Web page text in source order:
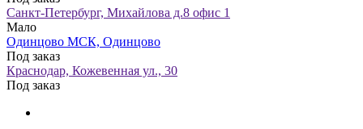
Санкт-Петербург, Михайлова д.8 офис 1
Мало
Одинцово МСК, Одинцово
Под заказ
Краснодар, Кожевенная ул., 30
Под заказ